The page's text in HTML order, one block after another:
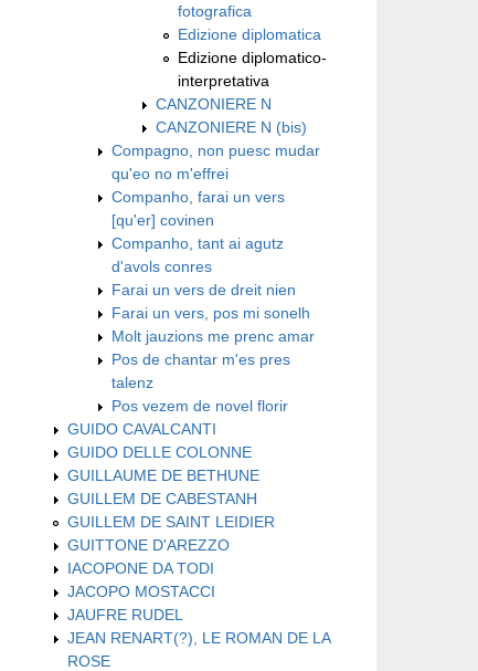
fotografica
Edizione diplomatica
Edizione diplomatico-
interpretativa
CANZONIERE N
CANZONIERE N (bis)
Compagno, non puesc mudar
qu'eo no m'effrei
Companho, farai un vers
[qu'er] covinen
Companho, tant ai agutz
d'avols conres
Farai un vers de dreit nien
Farai un vers, pos mi sonelh
Molt jauzions me prenc amar
Pos de chantar m'es pres
talenz
Pos vezem de novel florir
GUIDO CAVALCANTI
GUIDO DELLE COLONNE
GUILLAUME DE BETHUNE
GUILLEM DE CABESTANH
GUILLEM DE SAINT LEIDIER
GUITTONE D'AREZZO
IACOPONE DA TODI
JACOPO MOSTACCI
JAUFRE RUDEL
JEAN RENART(?), LE ROMAN DE LA
ROSE